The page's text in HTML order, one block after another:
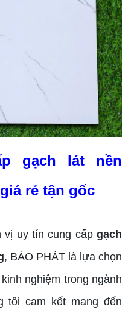
gạch lát nền
rẻ tận gốc
uy tín cung cấp gạch
, BẢO PHÁT là lựa chọn
nghiệm trong ngành
tôi cam kết mang đến